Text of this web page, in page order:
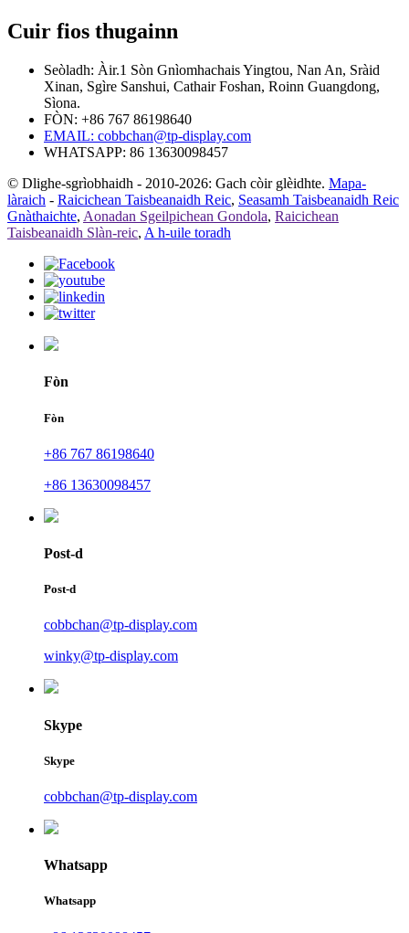
Cuir fios thugainn
Seòladh: Àir.1 Sòn Gnìomhachais Yingtou, Nan An, Sràid
Xinan, Sgìre Sanshui, Cathair Foshan, Roinn Guangdong,
Sìona.
FÒN: +86 767 86198640
EMAIL: cobbchan@tp-display.com
WHATSAPP: 86 13630098457
© Dlighe-sgrìobhaidh - 2010-2026: Gach còir glèidhte. Mapa-
làraich - Raicichean Taisbeanaidh Reic, Seasamh Taisbeanaidh Reic
Gnàthaichte, Aonadan Sgeilpichean Gondola, Raicichean
Taisbeanaidh Slàn-reic, A h-uile toradh
Fòn
Fòn
+86 767 86198640
+86 13630098457
Post-d
Post-d
cobbchan@tp-display.com
winky@tp-display.com
Skype
Skype
cobbchan@tp-display.com
Whatsapp
Whatsapp